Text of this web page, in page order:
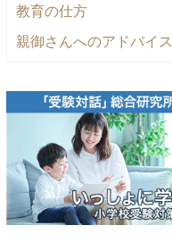
教育の仕方
親御さんへのアドバイス